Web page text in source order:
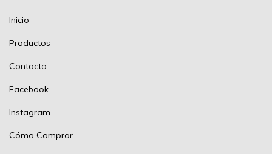
Inicio
Productos
Contacto
Facebook
Instagram
Cómo Comprar